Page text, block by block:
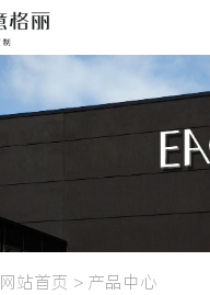
网站首页 > 产品中心